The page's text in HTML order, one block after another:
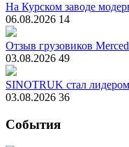
На Курском заводе
06.08.2026 14
Отзыв грузовиков
03.08.2026 49
SINOTRUK стал
03.08.2026 36
События